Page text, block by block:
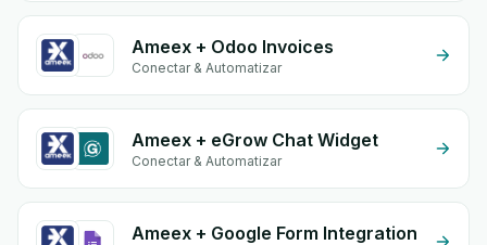
Ameex + Odoo Invoices
Conectar & Automatizar
Ameex + eGrow Chat Widget
Conectar & Automatizar
Ameex + Google Form Integration